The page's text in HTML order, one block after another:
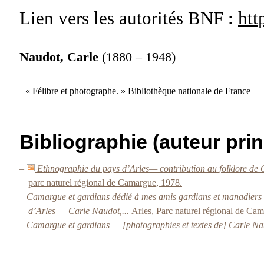
Lien vers les autorités BNF :
Naudot, Carle (1880 – 1948)
« Félibre et photographe. » Bibliothèque nationale de France
Bibliographie (auteur
–
Ethnographie du pays d’Arles— contribution au folklore
parc naturel régional de Camargue, 1978.
– Camargue et gardians dédié à mes amis gardians et
d’Arles — Carle Naudot,... Arles, Parc naturel régional de
– Camargue et gardians — [photographies et textes de] Carle